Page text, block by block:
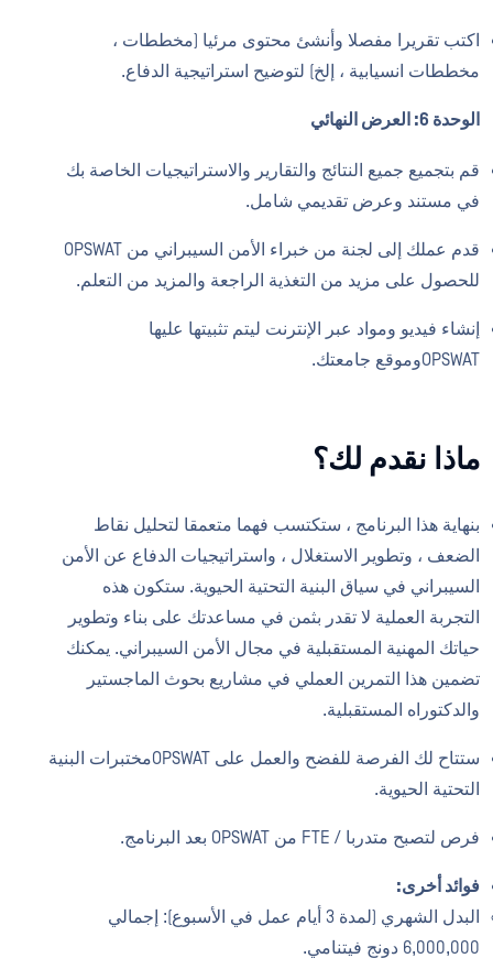
اكتب تقريرا مفصلا وأنشئ محتوى مرئيا (مخططات ،
مخططات انسيابية ، إلخ) لتوضيح استراتيجية الدفاع.
الوحدة 6: العرض النهائي
قم بتجميع جميع النتائج والتقارير والاستراتيجيات الخاصة بك
في مستند وعرض تقديمي شامل.
قدم عملك إلى لجنة من خبراء الأمن السيبراني من OPSWAT
للحصول على مزيد من التغذية الراجعة والمزيد من التعلم.
إنشاء فيديو ومواد عبر الإنترنت ليتم تثبيتها عليها
OPSWATوموقع جامعتك.
ماذا نقدم لك؟
بنهاية هذا البرنامج ، ستكتسب فهما متعمقا لتحليل نقاط
الضعف ، وتطوير الاستغلال ، واستراتيجيات الدفاع عن الأمن
السيبراني في سياق البنية التحتية الحيوية. ستكون هذه
التجربة العملية لا تقدر بثمن في مساعدتك على بناء وتطوير
حياتك المهنية المستقبلية في مجال الأمن السيبراني. يمكنك
تضمين هذا التمرين العملي في مشاريع بحوث الماجستير
والدكتوراه المستقبلية.
ستتاح لك الفرصة للفضح والعمل على OPSWATمختبرات البنية
التحتية الحيوية.
فرص لتصبح متدربا / FTE من OPSWAT بعد البرنامج.
فوائد أخرى:
البدل الشهري (لمدة 3 أيام عمل في الأسبوع): إجمالي
6,000,000 دونج فيتنامي.